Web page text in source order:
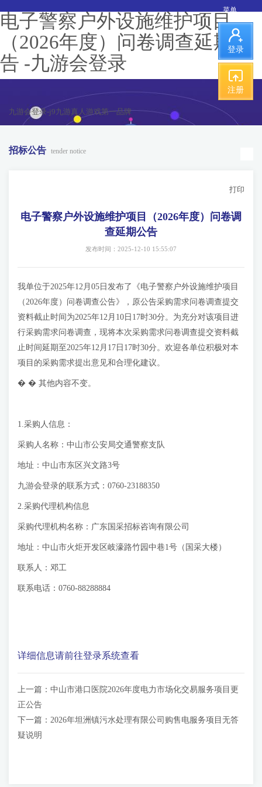
电子警察户外设施维护项目
（2026年度）问卷调查延期公
告 -九游会登录
九游会登录-j9九游真人游戏第一品牌
菜单
登录
注册
招标公告 tender notice
打印
电子警察户外设施维护项目（2026年度）问卷调
查延期公告
发布时间：2025-12-10 15:55:07
我单位于2025年12月05日发布了《电子警察户外设施维护项目
（2026年度）问卷调查公告》，原公告采购需求问卷调查提交
资料截止时间为2025年12月10日17时30分。为充分对该项目进
行采购需求问卷调查，现将本次采购需求问卷调查提交资料截
止时间延期至2025年12月17日17时30分。欢迎各单位积极对本
项目的采购需求提出意见和合理化建议。
� � 其他内容不变。
1.采购人信息：
采购人名称：中山市公安局交通警察支队
地址：中山市东区兴文路3号
九游会登录的联系方式：0760-23188350
2.采购代理机构信息
采购代理机构名称：广东国采招标咨询有限公司
地址：中山市火炬开发区岐濠路竹园中巷1号（国采大楼）
联系人：邓工
联系电话：0760-88288884
详细信息请前往登录系统查看
上一篇： 中山市港口医院2026年度电力市场化交易服务项目更
正公告
下一篇： 2026年坦洲镇污水处理有限公司购售电服务项目无答
疑说明